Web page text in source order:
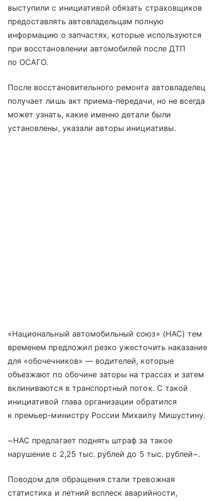
выступили с инициативой обязать страховщиков
предоставлять автовладельцам полную
информацию о запчастях, которые используются
при восстановлении автомобилей после ДТП
по ОСАГО.
После восстановительного ремонта автовладелец
получает лишь акт приема-передачи, но не всегда
может узнать, какие именно детали были
установлены, указали авторы инициативы.
«Национальный автомобильный союз» (НАС) тем
временем предложил резко ужесточить наказание
для «обочечников» — водителей, которые
объезжают по обочине заторы на трассах и затем
вклиниваются в транспортный поток. С такой
инициативой глава организации обратился
к премьер-министру России Михаилу Мишустину.
~НАС предлагает поднять штраф за такое
нарушение с 2,25 тыс. рублей до 5 тыс. рублей~.
Поводом для обращения стали тревожная
статистика и летний всплеск аварийности,